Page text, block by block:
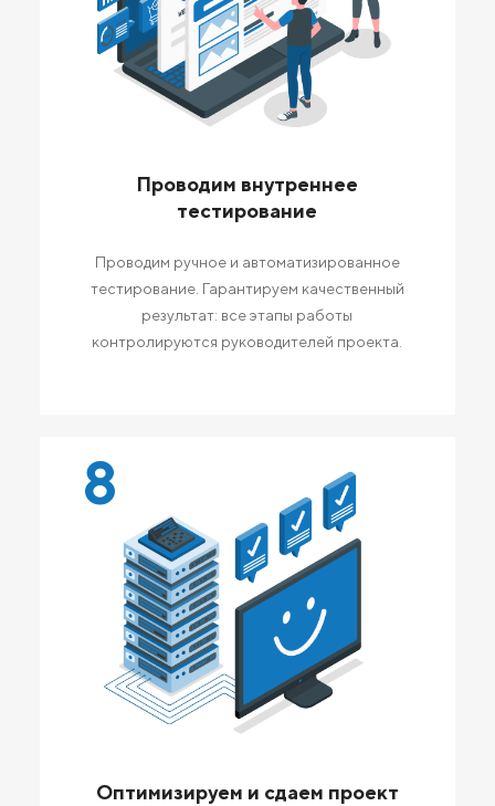
Проводим внутреннее
тестирование
Проводим ручное и автоматизированное
тестирование. Гарантируем качественный
результат: все этапы работы
контролируются руководителей проекта.
8
Оптимизируем и сдаем проект